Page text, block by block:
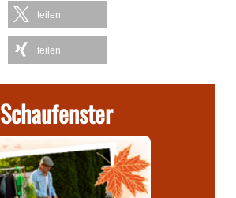
teilen
teilen
Schaufenster